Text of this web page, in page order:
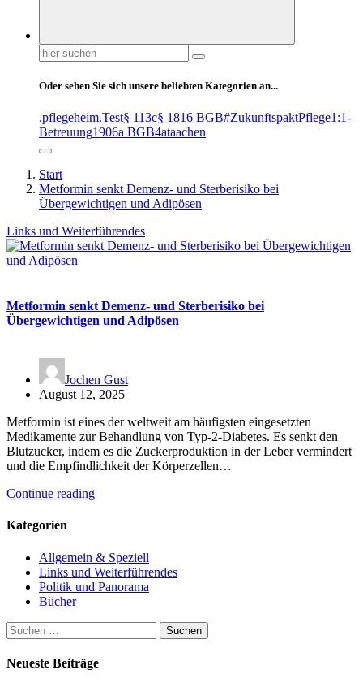
Suchen
nach:
Oder sehen Sie sich unsere beliebten Kategorien an...
.pflegeheim.Test§ 113c§ 1816 BGB#ZukunftspaktPflege1:1-
Betreuung1906a BGB4ataachen
Start
Metformin senkt Demenz- und Sterberisiko bei
Übergewichtigen und Adipösen
Links und Weiterführendes
Metformin senkt Demenz- und Sterberisiko bei
Übergewichtigen und Adipösen
Jochen Gust
August 12, 2025
Metformin ist eines der weltweit am häufigsten eingesetzten
Medikamente zur Behandlung von Typ-2-Diabetes. Es senkt den
Blutzucker, indem es die Zuckerproduktion in der Leber vermindert
und die Empfindlichkeit der Körperzellen…
Continue reading
Kategorien
Allgemein & Speziell
Links und Weiterführendes
Politik und Panorama
Bücher
Suchen
nach:
Neueste Beiträge